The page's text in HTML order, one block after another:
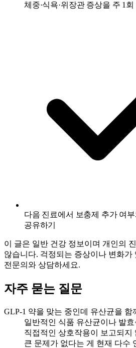
체중·식욕·위장관 증상을 주 1회
다음 진료에서 보충제 추가 여
공유하기
이 글은 일반 건강 정보이며 개인의
않습니다. 걱정되는 증상이나 변화가
전문의와 상담하세요.
자주 묻는 질문
GLP-1 약을 맞는 중인데 유산균을 함
일반적인 식품 유산균이나 발
직접적인 상호작용이 보고되지
큰 문제가 없다는 게 현재 다수